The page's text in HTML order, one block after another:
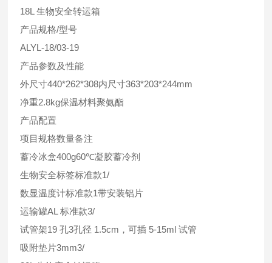
18L 生物安全转运箱
产品规格/型号
ALYL-18/03-19
产品参数及性能
外尺寸440*262*308内尺寸363*203*244mm
净重2.8kg保温材料聚氨酯
产品配置
项目规格数量备注
蓄冷冰盒400g60℃凝胶蓄冷剂
生物安全标签标准款1/
数显温度计标准款1带安装铝片
运输罐AL 标准款3/
试管架19 孔3孔径 1.5cm，可插 5-15ml 试管
吸附垫片3mm3/